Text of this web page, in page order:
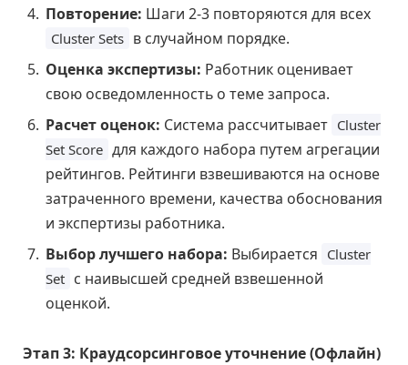
Повторение: Шаги 2-3 повторяются для всех
Cluster Sets в случайном порядке.
Оценка экспертизы: Работник оценивает
свою осведомленность о теме запроса.
Расчет оценок: Система рассчитывает Cluster
Set Score для каждого набора путем агрегации
рейтингов. Рейтинги взвешиваются на основе
затраченного времени, качества обоснования
и экспертизы работника.
Выбор лучшего набора: Выбирается Cluster
Set с наивысшей средней взвешенной
оценкой.
Этап 3: Краудсорсинговое уточнение (Офлайн)